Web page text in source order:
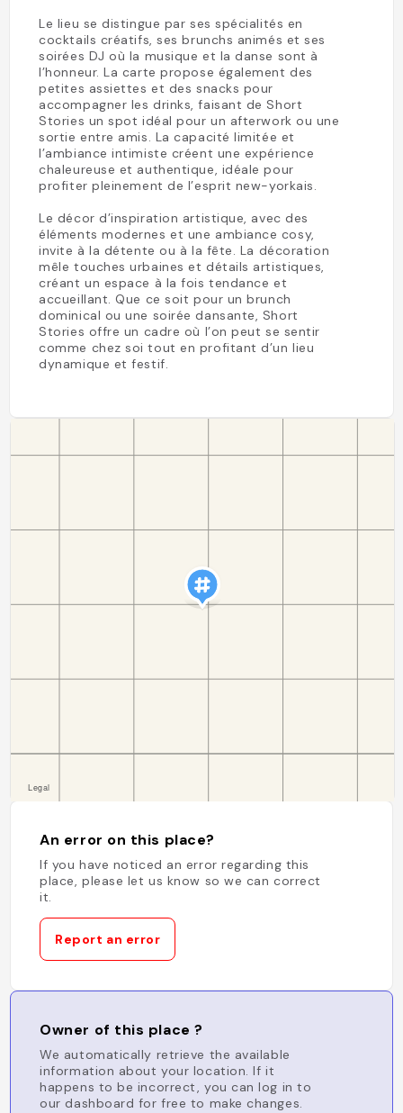
Le lieu se distingue par ses spécialités en
cocktails créatifs, ses brunchs animés et ses
soirées DJ où la musique et la danse sont à
l’honneur. La carte propose également des
petites assiettes et des snacks pour
accompagner les drinks, faisant de Short
Stories un spot idéal pour un afterwork ou une
sortie entre amis. La capacité limitée et
l’ambiance intimiste créent une expérience
chaleureuse et authentique, idéale pour
profiter pleinement de l’esprit new-yorkais.
Le décor d’inspiration artistique, avec des
éléments modernes et une ambiance cosy,
invite à la détente ou à la fête. La décoration
mêle touches urbaines et détails artistiques,
créant un espace à la fois tendance et
accueillant. Que ce soit pour un brunch
dominical ou une soirée dansante, Short
Stories offre un cadre où l’on peut se sentir
comme chez soi tout en profitant d’un lieu
dynamique et festif.
An error on this place?
If you have noticed an error regarding this
place, please let us know so we can correct
it.
Report an error
Owner of this place ?
We automatically retrieve the available
information about your location. If it
happens to be incorrect, you can log in to
our dashboard for free to make changes.